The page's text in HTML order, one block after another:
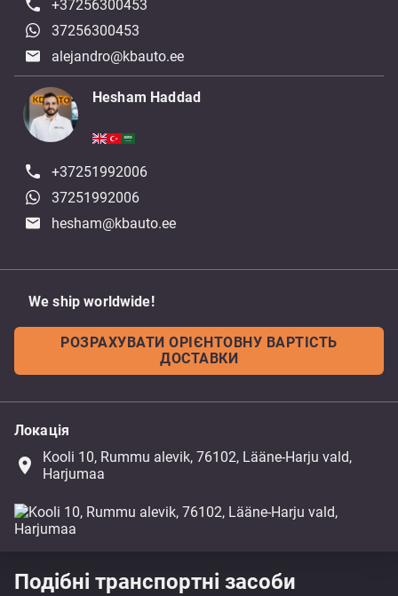
+37256300453
37256300453
alejandro@kbauto.ee
Hesham Haddad
+37251992006
37251992006
hesham@kbauto.ee
We ship worldwide!
РОЗРАХУВАТИ ОРІЄНТОВНУ ВАРТІСТЬ
ДОСТАВКИ
Локація
place
Kooli 10, Rummu alevik, 76102, Lääne-Harju vald,
Harjumaa
Подібні транспортні засоби